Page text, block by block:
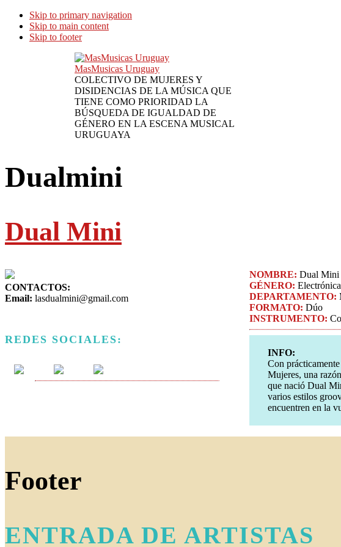
Skip to primary navigation
Skip to main content
Skip to footer
MasMusicas Uruguay
COLECTIVO DE MUJERES Y
DISIDENCIAS DE LA MÚSICA QUE
TIENE COMO PRIORIDAD LA
BÚSQUEDA DE IGUALDAD DE
GÉNERO EN LA ESCENA MUSICAL
URUGUAYA
Dualmini
Dual Mini
CONTACTOS:
Email: lasdualmini@gmail.com
REDES SOCIALES:
NOMBRE: Dual Mini
GÉNERO: Electrónica
DEPARTAMENTO:
FORMATO: Dúo
INSTRUMENTO:
INFO:
Con
Mujeres, una
que nació Dual
varios estilos
encuentren en la
Footer
ENTRADA DE ARTISTAS